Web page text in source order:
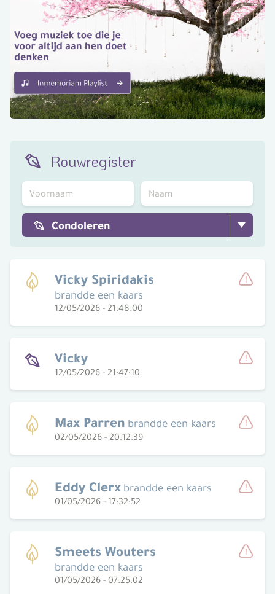
Rouwregister
Condoleren
Vicky Spiridakis
brandde een kaars
12/05/2026 - 21:48:00
Vicky
12/05/2026 - 21:47:10
Max Parren brandde een kaars
02/05/2026 - 20:12:39
Eddy Clerx brandde een kaars
01/05/2026 - 17:32:52
Smeets Wouters
brandde een kaars
01/05/2026 - 07:25:02